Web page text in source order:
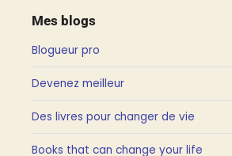
Mes blogs
Blogueur pro
Devenez meilleur
Des livres pour changer de vie
Books that can change your life